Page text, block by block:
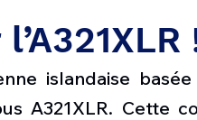
expérimental
islandaise
A321XLR. Cette